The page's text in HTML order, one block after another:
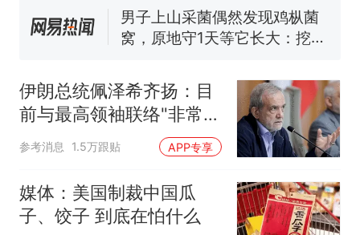
协会回应
男子上山采菌偶然发现鸡枞菌
窝，原地守1天等它长大：挖了
回大海 目击者直呼震惊 （视频
来源：参考消息）
笔试第一被第二名传话劝弃考
官方通报
制裁瓜子饺子，美国怕什
伊朗总统佩泽希齐扬：目
前与最高领袖联络"非常困
难"
参考消息 1.5万跟贴 APP专享
媒体：美国制裁中国瓜
子、饺子 到底在怕什么